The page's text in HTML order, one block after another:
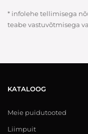
* infolehe tellimisega
teabe vastuvõtmisega
KATALOOG
Meie puidutooted
Liimpuit